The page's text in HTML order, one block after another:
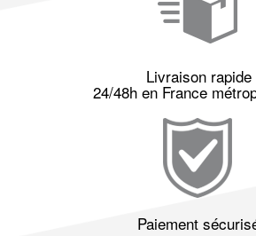
Livraison rapide
24/48h en France
Paiement